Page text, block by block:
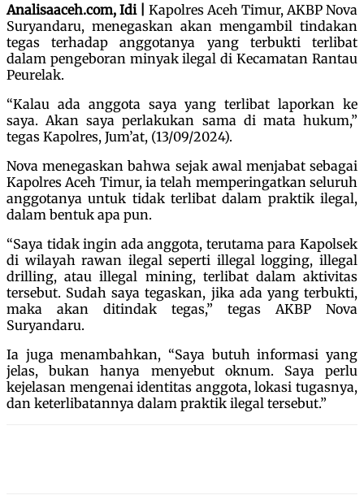
Analisaaceh.com, Idi |
Kapolres Aceh Timur, AKBP Nova
Suryandaru, menegaskan akan mengambil tindakan
tegas terhadap anggotanya yang terbukti terlibat
dalam pengeboran minyak ilegal di Kecamatan Rantau
Peurelak.
“Kalau ada anggota saya yang terlibat laporkan ke
saya. Akan saya perlakukan sama di mata hukum,”
tegas Kapolres, Jum’at, (13/09/2024).
Nova menegaskan bahwa sejak awal menjabat sebagai
Kapolres Aceh Timur, ia telah memperingatkan seluruh
anggotanya untuk tidak terlibat dalam praktik ilegal,
dalam bentuk apa pun.
“Saya tidak ingin ada anggota, terutama para Kapolsek
di wilayah rawan ilegal seperti illegal logging, illegal
drilling, atau illegal mining, terlibat dalam aktivitas
tersebut. Sudah saya tegaskan, jika ada yang terbukti,
maka akan ditindak tegas,” tegas AKBP Nova
Suryandaru.
Ia juga menambahkan, “Saya butuh informasi yang
jelas, bukan hanya menyebut oknum. Saya perlu
kejelasan mengenai identitas anggota, lokasi tugasnya,
dan keterlibatannya dalam praktik ilegal tersebut.”